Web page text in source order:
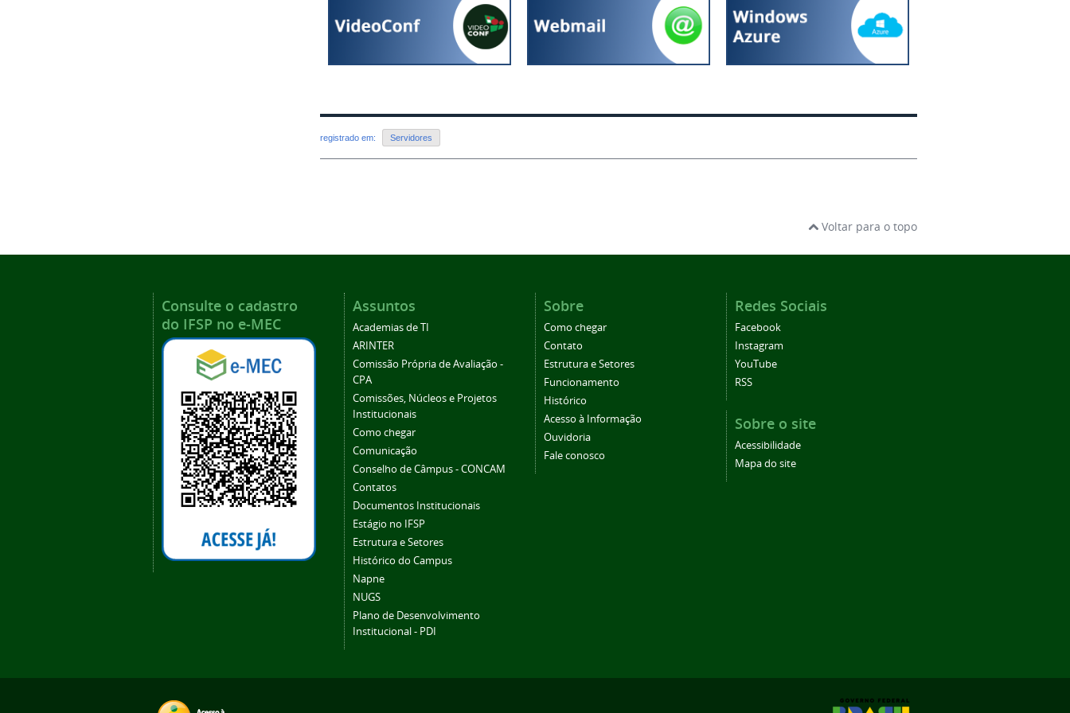
registrado em: Servidores
Voltar para o topo
Consulte o cadastro
do IFSP no e-MEC
Assuntos
Academias de TI
ARINTER
Comissão Própria de Avaliação -
CPA
Comissões, Núcleos e Projetos
Institucionais
Como chegar
Comunicação
Conselho de Câmpus - CONCAM
Contatos
Documentos Institucionais
Estágio no IFSP
Estrutura e Setores
Histórico do Campus
Napne
NUGS
Plano de Desenvolvimento
Institucional - PDI
Sobre
Como chegar
Contato
Estrutura e Setores
Funcionamento
Histórico
Acesso à Informação
Ouvidoria
Fale conosco
Redes Sociais
Facebook
Instagram
YouTube
RSS
Sobre o site
Acessibilidade
Mapa do site